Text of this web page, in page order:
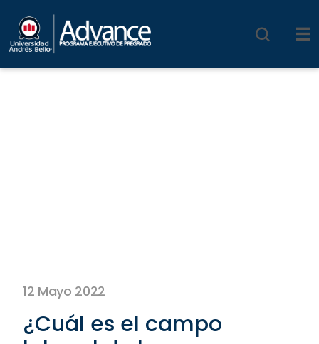
12 Mayo 2022
¿Cuál es el campo